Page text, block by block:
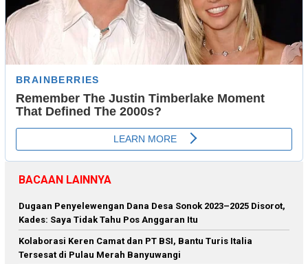
BACAAN LAINNYA
Dugaan Penyelewengan Dana Desa Sonok 2023–2025 Disorot,
Kades: Saya Tidak Tahu Pos Anggaran Itu
Kolaborasi Keren Camat dan PT BSI, Bantu Turis Italia
Tersesat di Pulau Merah Banyuwangi